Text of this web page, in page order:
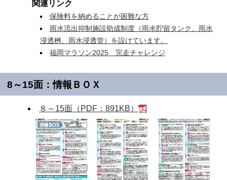
関連リンク
保険料を納めることが困難な方
雨水流出抑制施設助成制度（雨水貯留タンク、雨水
浸透桝、雨水浸透管）を設けています。
福岡マラソン2025 完走チャレンジ
8～15面：情報ＢＯＸ
８～15面（PDF：891KB）